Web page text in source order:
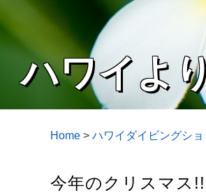
ハワイよ
Home > ハワイダイビングシ
今年のクリスマス!!